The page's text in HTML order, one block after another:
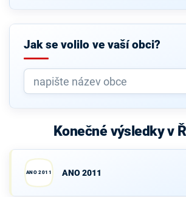
Jak se volilo ve vaší obci?
Konečné výsledky v
ANO 2011 ANO 2011